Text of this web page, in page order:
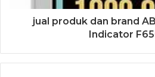
jual produk dan brand
Indicator